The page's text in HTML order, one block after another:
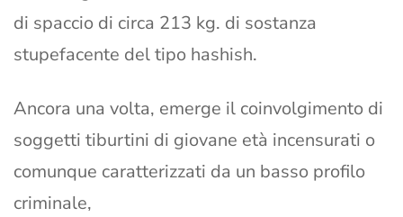
di spaccio di circa 213 kg. di sostanza
stupefacente del tipo hashish.
Ancora una volta, emerge il coinvolgimento di
soggetti tiburtini di giovane età incensurati o
comunque caratterizzati da un basso profilo
criminale,